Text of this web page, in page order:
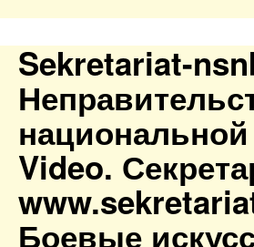
Sekretariat-
Video.
Боевые